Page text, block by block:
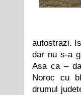
autostrazi.
dar nu s-a
Asa ca –
Noroc cu
drumul